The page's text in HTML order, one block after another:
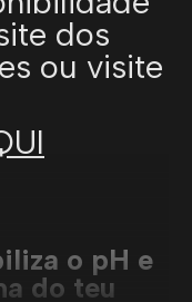
dos
ou visite
o pH e
do teu